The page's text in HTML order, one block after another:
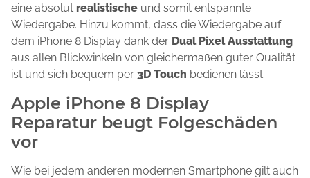
eine absolut realistische und somit entspannte
Wiedergabe. Hinzu kommt, dass die Wiedergabe auf
dem iPhone 8 Display dank der Dual Pixel Ausstattung
aus allen Blickwinkeln von gleichermaßen guter Qualität
ist und sich bequem per 3D Touch bedienen lässt.
Apple iPhone 8 Display
Reparatur beugt Folgeschäden
vor
Wie bei jedem anderen modernen Smartphone gilt auch